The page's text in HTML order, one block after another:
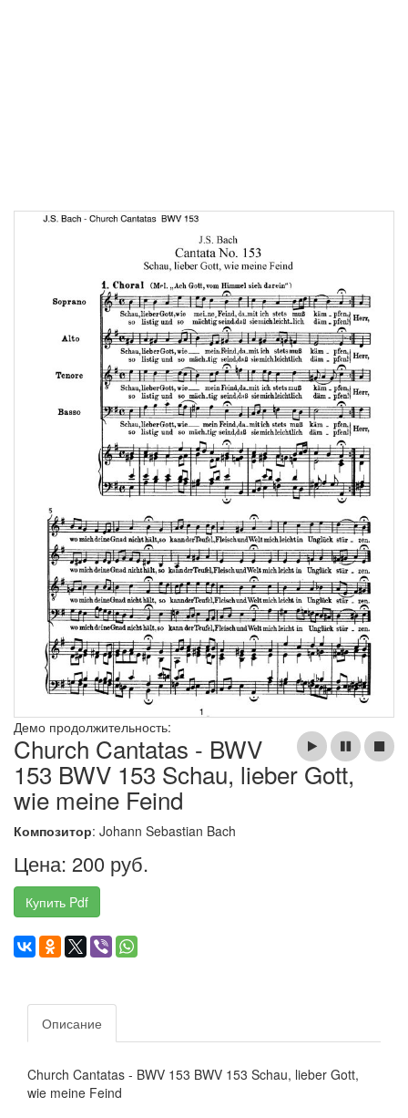
Демо продолжительность:
Church Cantatas - BWV
153 BWV 153 Schau, lieber Gott,
wie meine Feind
Композитор: Johann Sebastian Bach
Цена: 200 руб.
Купить Pdf
Описание
Church Cantatas - BWV 153 BWV 153 Schau, lieber Gott,
wie meine Feind